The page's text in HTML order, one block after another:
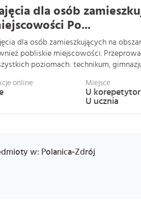
dla osób
Po...
dla osób zamieszkujących na
pobliskie miejscowości.
poziomach: technikum,
online Miejsce
U
U ucznia
w: Polanica-Zdrój